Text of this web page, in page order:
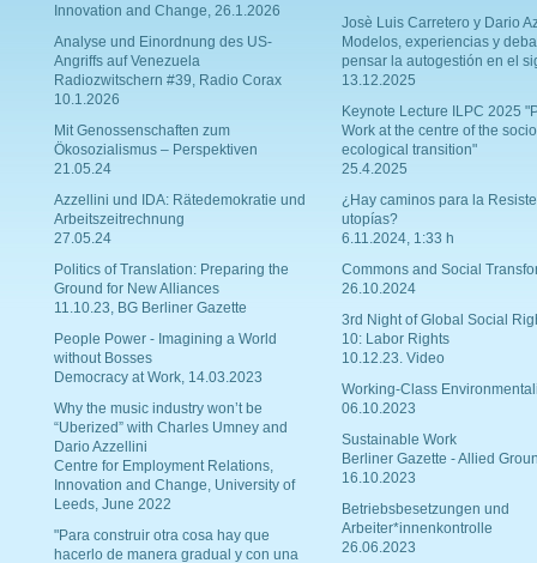
Innovation and Change, 26.1.2026
Analyse und Einordnung des US-
Angriffs auf Venezuela
Radiozwitschern #39, Radio Corax
10.1.2026
Mit Genossenschaften zum
Ökosozialismus – Perspektiven
21.05.24
Azzellini und IDA: Rätedemokratie und
Arbeitszeitrechnung
27.05.24
Politics of Translation: Preparing the
Ground for New Alliances
11.10.23, BG Berliner Gazette
People Power - Imagining a World
without Bosses
Democracy at Work, 14.03.2023
Why the music industry won’t be
“Uberized” with Charles Umney and
Dario Azzellini
Centre for Employment Relations,
Innovation and Change, University of
Leeds, June 2022
"Para construir otra cosa hay que
hacerlo de manera gradual y con una
Josè Luis Carretero y Dario
Modelos, experiencias y
pensar la autogestión en el
13.12.2025
Keynote Lecture ILPC 2025
Work at the centre of the
ecological transition"
25.4.2025
¿Hay caminos para la
utopías?
6.11.2024, 1:33 h
Commons and Social
26.10.2024
3rd Night of Global Social
10: Labor Rights
10.12.23. Video
Working-Class
06.10.2023
Sustainable Work
Berliner Gazette - Allied
16.10.2023
Betriebsbesetzungen und
Arbeiter*innenkontrolle
26.06.2023